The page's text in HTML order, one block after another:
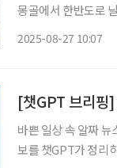
몽골에서 한반도로
2025-08-27 10:07
[챗GPT 브리핑
바쁜 일상 속 알짜
보를 챗GPT가 정리하고 편집